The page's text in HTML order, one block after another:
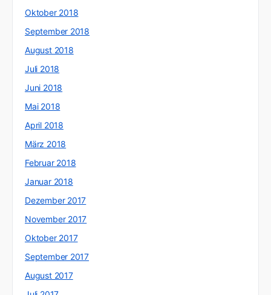
Oktober 2018
September 2018
August 2018
Juli 2018
Juni 2018
Mai 2018
April 2018
März 2018
Februar 2018
Januar 2018
Dezember 2017
November 2017
Oktober 2017
September 2017
August 2017